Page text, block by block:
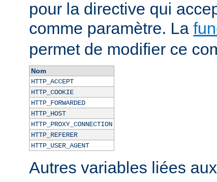
pour la directive qui
comme paramètre. La
permet de modifier ce
Nom
HTTP_ACCEPT
HTTP_COOKIE
HTTP_FORWARDED
HTTP_HOST
HTTP_PROXY_CONNECTION
HTTP_REFERER
HTTP_USER_AGENT
Autres variables liées